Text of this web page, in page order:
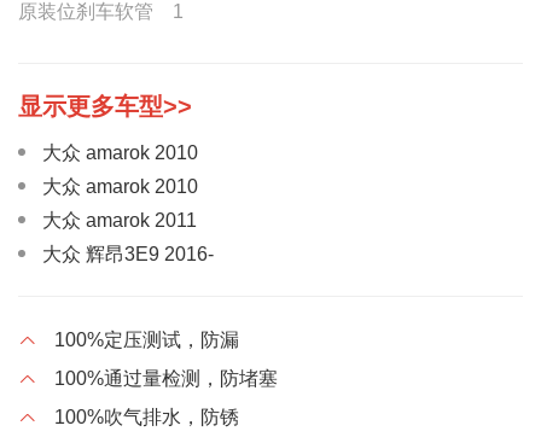
原装位刹车软管 1
大众 amarok 2010
大众 amarok 2010
大众 amarok 2011
大众 辉昂3E9 2016-
大众 迈腾942 2011-2016 B7L
大众 帕萨特 2001-2009 B5
大众 帕萨特 2011-2012 B7
100%定压测试，防漏
100%通过量检测，防堵塞
100%吹气排水，防锈